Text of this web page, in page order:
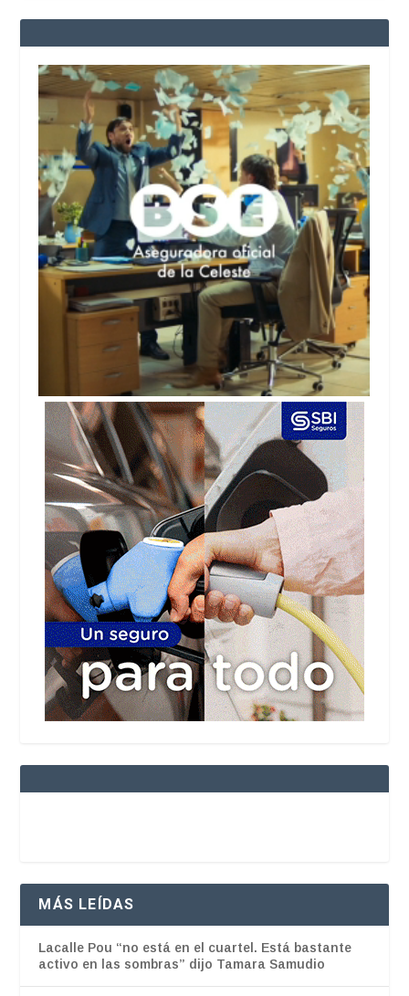
MÁS LEÍDAS
Lacalle Pou “no está en el cuartel. Está bastante
activo en las sombras” dijo Tamara Samudio